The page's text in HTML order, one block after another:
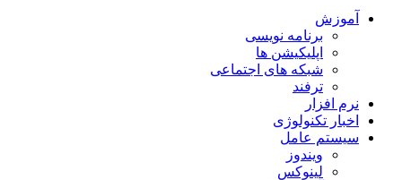
آموزش
برنامه نویسی
اپلیکیشن ها
شبکه های اجتماعی
ترفند
نرم افزار
اخبار تکنولوژی
سیستم عامل
ویندوز
لینوکس